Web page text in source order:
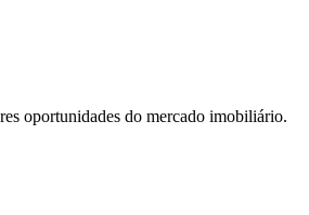
oportunidades do mercado imobiliário.